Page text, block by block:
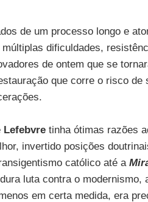
de um processo longo e
dificuldades,
de ontem que se
que corre o risco de
Lefebvre tinha ótimas razões
invertido posições
católico até a
luta contra o modernismo,
em certa medida, era